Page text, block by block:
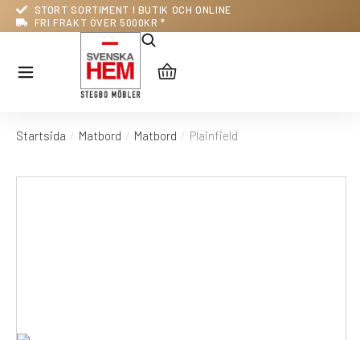
STORT SORTIMENT I BUTIK OCH ONLINE
FRI FRAKT ÖVER 5000KR *
Du är här:
Startsida Matbord Matbord Plainfield